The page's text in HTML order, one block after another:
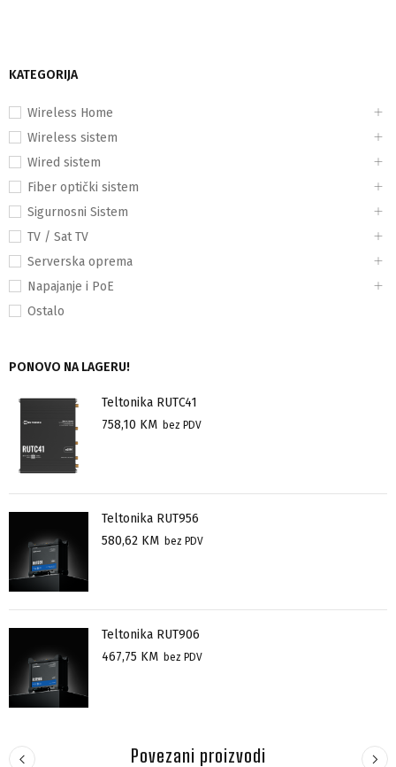
KATEGORIJA
Wireless Home
Wireless sistem
Wired sistem
Fiber optički sistem
Sigurnosni Sistem
TV / Sat TV
Serverska oprema
Napajanje i PoE
Ostalo
PONOVO NA LAGERU!
Teltonika RUTC41
758,10 KM bez PDV
Teltonika RUT956
580,62 KM bez PDV
Teltonika RUT906
467,75 KM bez PDV
Povezani proizvodi